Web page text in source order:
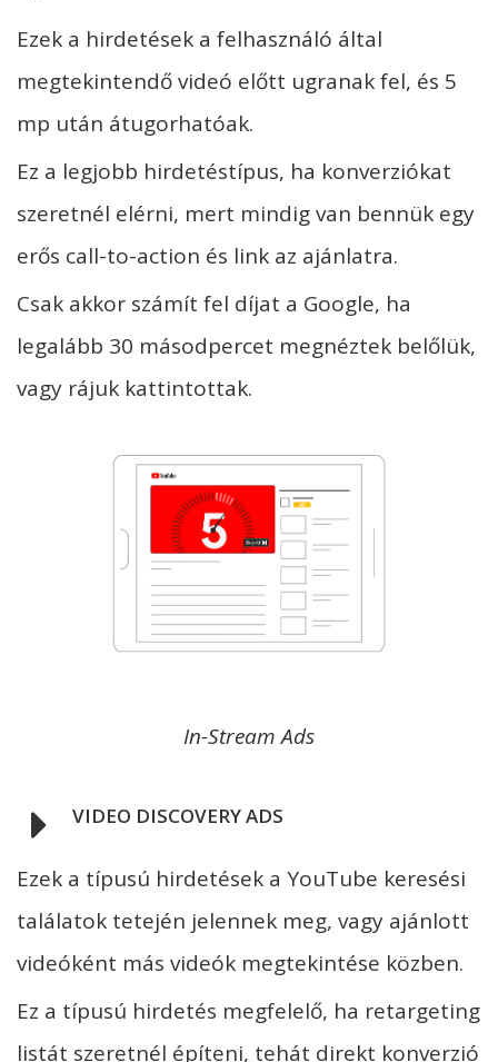
Ezek a hirdetések a felhasználó által
megtekintendő videó előtt ugranak fel, és 5
mp után átugorhatóak.
Ez a legjobb hirdetéstípus, ha konverziókat
szeretnél elérni, mert mindig van bennük egy
erős call-to-action és link az ajánlatra.
Csak akkor számít fel díjat a Google, ha
legalább 30 másodpercet megnéztek belőlük,
vagy rájuk kattintottak.
In-Stream Ads
VIDEO DISCOVERY ADS
Ezek a típusú hirdetések a YouTube keresési
találatok tetején jelennek meg, vagy ajánlott
videóként más videók megtekintése közben.
Ez a típusú hirdetés megfelelő, ha retargeting
listát szeretnél építeni, tehát direkt konverzió